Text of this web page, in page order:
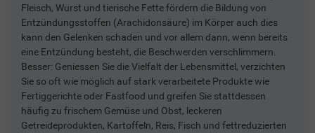
Fleisch, Wurst und tierische Fette fördern die Bildung von
Entzündungsstoffen (Arachidonsäure) im Körper auch dies
kann den Gelenken schaden und vor allem dann, wenn bereits
eine Entzündung besteht, die Beschwerden verschlimmern.
Besser: Geniessen Sie die Vielfalt der Lebensmittel, verzichten
Sie so oft wie möglich auf stark verarbeitete Produkte wie
Fertiggerichte oder Fastfood und greifen Sie stattdessen
häufig zu frischem Gemüse und Obst, leckeren
Getreideprodukten, Kartoffeln, Reis, Fisch und fettreduzierten